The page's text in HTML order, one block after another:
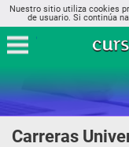
Nuestro sitio utiliza cookies
de usuario. Si continúa
Carreras